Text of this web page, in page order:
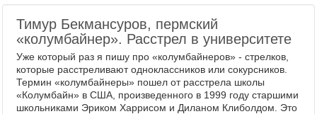
Тимур Бекмансуров, пермский
«колумбайнер». Расстрел в университете
Уже который раз я пишу про «колумбайнеров» - стрелков,
которые расстреливают одноклассников или сокурсников.
Термин «колумбайнеры» пошел от расстрела школы
«Колумбайн» в США, произведенного в 1999 году старшими
школьниками Эриком Харрисом и Диланом Клиболдом. Это